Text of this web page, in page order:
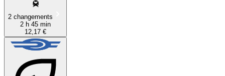
2 changements
2 h 45 min
12,17 €